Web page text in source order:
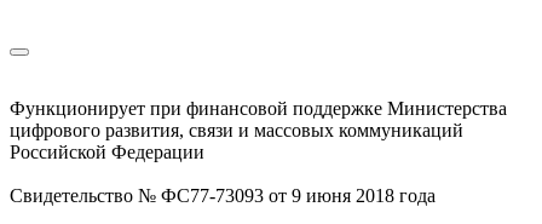
Функционирует при финансовой поддержке Министерства
цифрового развития, связи и массовых коммуникаций
Российской Федерации
Свидетельство № ФС77-73093 от 9 июня 2018 года